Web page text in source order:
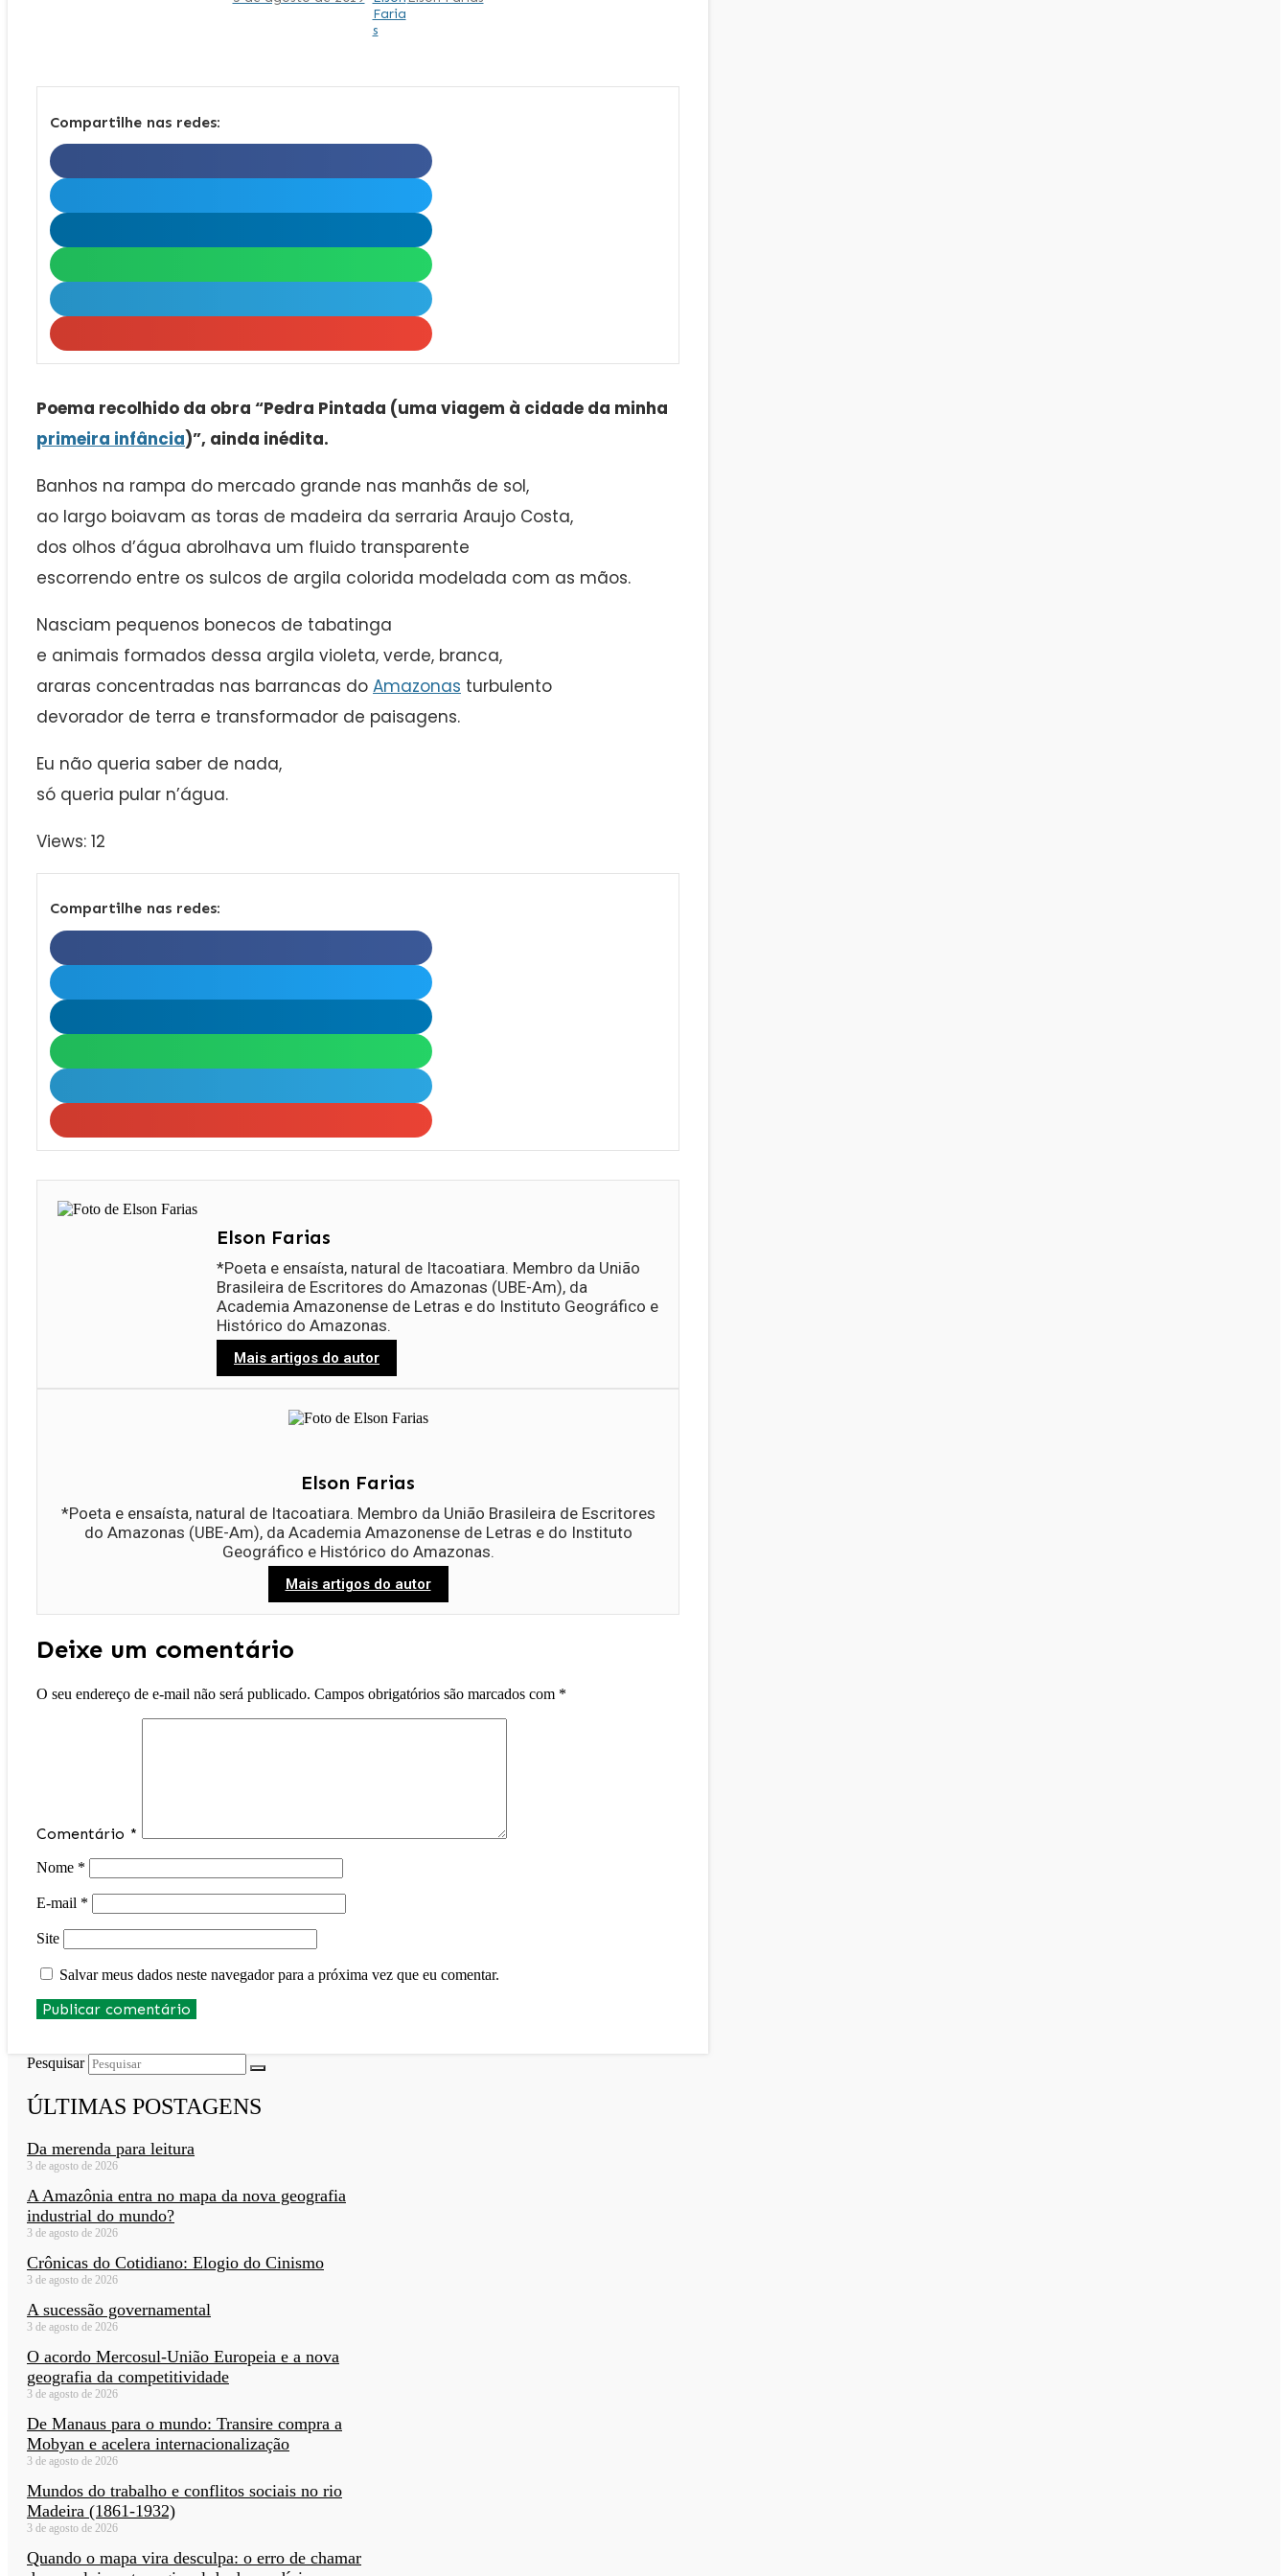
Compartilhe nas redes:
Poema recolhido da obra “Pedra Pintada (uma viagem à cidade da minha
primeira infância)”, ainda inédita.
Banhos na rampa do mercado grande nas manhãs de sol,
ao largo boiavam as toras de madeira da serraria Araujo Costa,
dos olhos d’água abrolhava um fluido transparente
escorrendo entre os sulcos de argila colorida modelada com as mãos.
Nasciam pequenos bonecos de tabatinga
e animais formados dessa argila violeta, verde, branca,
araras concentradas nas barrancas do Amazonas turbulento
devorador de terra e transformador de paisagens.
Eu não queria saber de nada,
só queria pular n’água.
Views: 12
Compartilhe nas redes:
Elson Farias
*Poeta e ensaísta, natural de Itacoatiara. Membro da União
Brasileira de Escritores do Amazonas (UBE-Am), da
Academia Amazonense de Letras e do Instituto Geográfico e
Histórico do Amazonas.
Mais artigos do autor
Elson Farias
*Poeta e ensaísta, natural de Itacoatiara. Membro da União Brasileira de Escritores
do Amazonas (UBE-Am), da Academia Amazonense de Letras e do Instituto
Geográfico e Histórico do Amazonas.
Mais artigos do autor
Deixe um comentário
O seu endereço de e-mail não será publicado. Campos obrigatórios são marcados com *
Comentário *
Nome *
E-mail *
Site
Salvar meus dados neste navegador para a próxima vez que eu comentar.
Pesquisar
ÚLTIMAS POSTAGENS
Da merenda para leitura
3 de agosto de 2026
A Amazônia entra no mapa da nova geografia
industrial do mundo?
3 de agosto de 2026
Crônicas do Cotidiano: Elogio do Cinismo
3 de agosto de 2026
A sucessão governamental
3 de agosto de 2026
O acordo Mercosul-União Europeia e a nova
geografia da competitividade
3 de agosto de 2026
De Manaus para o mundo: Transire compra a
Mobyan e acelera internacionalização
3 de agosto de 2026
Mundos do trabalho e conflitos sociais no rio
Madeira (1861-1932)
3 de agosto de 2026
Quando o mapa vira desculpa: o erro de chamar